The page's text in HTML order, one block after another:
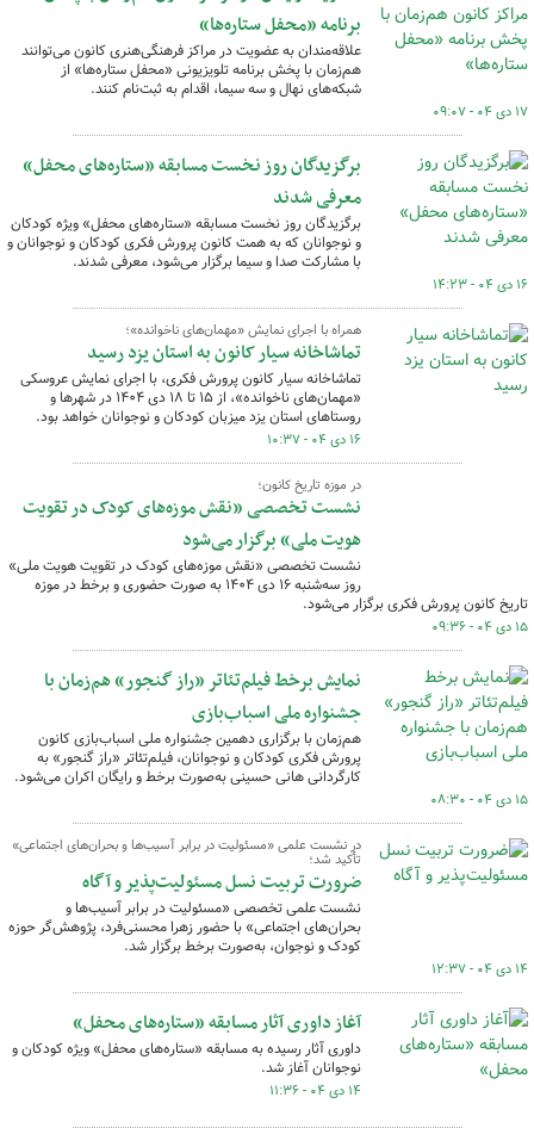
برنامه «محفل ستاره‌ها»
علاقه‌مندان به عضویت در مراکز فرهنگی‌هنری کانون می‌توانند
هم‌زمان با پخش برنامه تلویزیونی «محفل ستاره‌ها» از
شبکه‌های نهال و سه سیما، اقدام به ثبت‌نام کنند.
۱۷ دی ۰۴ - ۰۹:۰۷
برگزیدگان روز نخست مسابقه «ستاره‌های محفل»
معرفی شدند
برگزیدگان روز نخست مسابقه «ستاره‌های محفل» ویژه کودکان
و نوجوانان که به همت کانون پرورش فکری کودکان و نوجوانان و
با مشارکت صدا و سیما برگزار می‌شود، معرفی شدند.
۱۶ دی ۰۴ - ۱۴:۲۳
همراه با اجرای نمایش «مهمان‌های ناخوانده»؛
تماشاخانه سیار کانون به استان یزد رسید
تماشاخانه سیار کانون پرورش فکری، با اجرای نمایش عروسکی
«مهمان‌های ناخوانده»، از ۱۵ تا ۱۸ دی ۱۴۰۴ در شهرها و
روستاهای استان یزد میزبان کودکان و نوجوانان خواهد بود.
۱۶ دی ۰۴ - ۱۰:۳۷
در موزه تاریخ کانون؛
نشست تخصصی «نقش موزه‌های کودک در تقویت
هویت ملی» برگزار می‌شود
نشست تخصصی «نقش موزه‌های کودک در تقویت هویت ملی»
روز سه‌شنبه ۱۶ دی ۱۴۰۴ به صورت حضوری و برخط در موزه
تاریخ کانون پرورش فکری برگزار می‌شود.
۱۵ دی ۰۴ - ۰۹:۳۶
نمایش برخط فیلم‌تئاتر «راز گنجور» هم‌زمان با
جشنواره ملی اسباب‌بازی
هم‌زمان با برگزاری دهمین جشنواره ملی اسباب‌بازی کانون
پرورش فکری کودکان و نوجوانان، فیلم‌تئاتر «راز گنجور» به
کارگردانی هانی حسینی به‌صورت برخط و رایگان اکران می‌شود.
۱۵ دی ۰۴ - ۰۸:۳۰
در نشست علمی «مسئولیت در برابر آسیب‌ها و بحران‌های اجتماعی»
تأکید شد؛
ضرورت تربیت نسل مسئولیت‌پذیر و آگاه
نشست علمی تخصصی «مسئولیت در برابر آسیب‌ها و
بحران‌های اجتماعی» با حضور زهرا محسنی‌فرد، پژوهش‌گر حوزه
کودک و نوجوان، به‌صورت برخط برگزار شد.
۱۴ دی ۰۴ - ۱۲:۳۷
آغاز داوری آثار مسابقه «ستاره‌های محفل»
داوری آثار رسیده به مسابقه «ستاره‌های محفل» ویژه کودکان و
نوجوانان آغاز شد.
۱۴ دی ۰۴ - ۱۱:۳۶